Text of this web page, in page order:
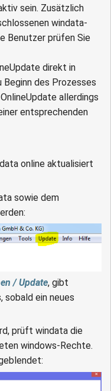
sein. Zusätzlich
windata-
Benutzer prüfen Sie
direkt in
des Prozesses
allerdings
entsprechenden
online aktualisiert
sowie dem
/ Update, gibt
sobald ein neues
prüft windata die
windows-Rechte.